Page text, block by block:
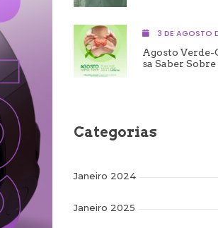
3 DE AGOSTO
Agosto Verde-
Sa Saber
Categorias
Janeiro 2024
Janeiro 2025